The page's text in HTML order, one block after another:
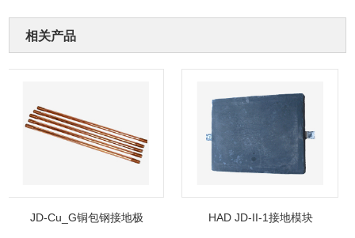
相关产品
JD-Cu_G铜包钢接地极 HAD JD-II-1接地模块